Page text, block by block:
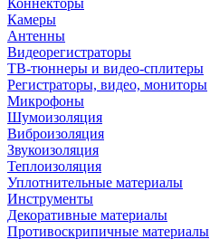
Коннекторы
Камеры
Антенны
Видеорегистраторы
ТВ-тюннеры и видео-сплитеры
Регистраторы, видео, мониторы
Микрофоны
Шумоизоляция
Виброизоляция
Звукоизоляция
Теплоизоляция
Уплотнительные материалы
Инструменты
Декоративные материалы
Противоскрипичные материалы